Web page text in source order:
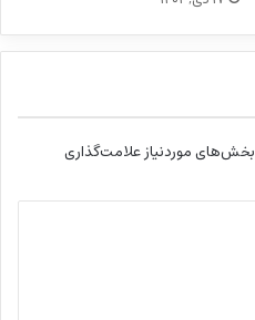
بخش‌های موردنیاز علامت‌گذاری